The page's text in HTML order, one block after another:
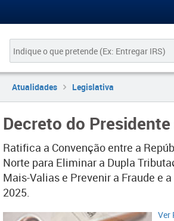
Atualidades Legislativa
Decreto do
Ratifica a Convenção entre a
Norte para Eliminar a Dupla
Mais-Valias e Prevenir a Fraude e
2025.
Ver